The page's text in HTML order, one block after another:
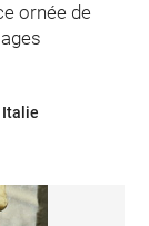
ornée de
Cazzaniga, Tommaso ; Briosco, Benedetto da ; Italie